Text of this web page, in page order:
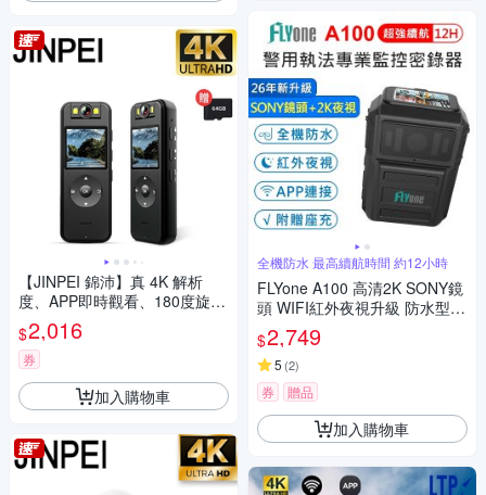
【JINPEI 錦沛】真 4K 解析
度、APP即時觀看、180度旋轉
鏡頭、自行車錄影 針孔 微型攝
影機 密錄器 (贈64GB) JS-06B-
64G
$2,016
券
加入購物車
全機防水 最高續航時間 約12小時
FLYone A100 高清2K SONY鏡
頭 WIFI紅外夜視升級 防水型
警用執法密錄器 (附贈座充)
$2,749
5 (2)
券 贈品
加入購物車